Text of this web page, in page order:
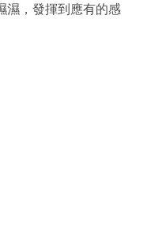
濕，發揮到應有的感